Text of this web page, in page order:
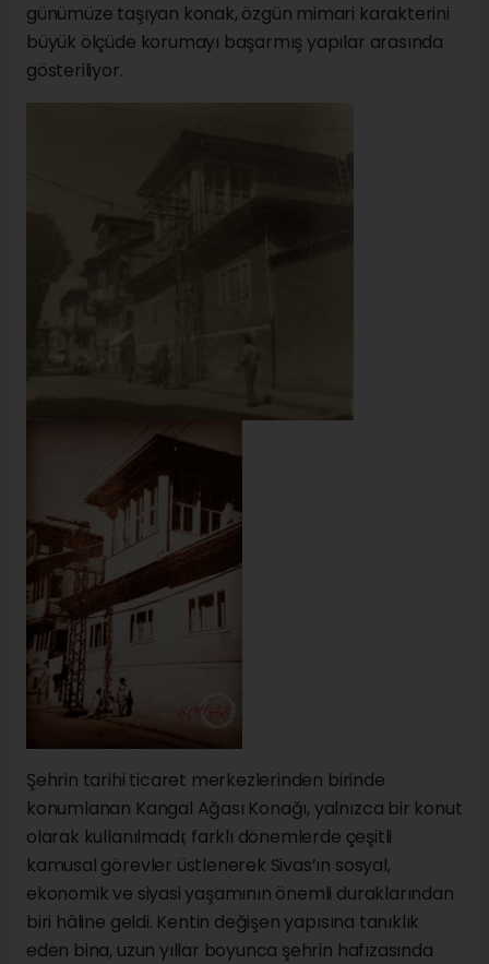
günümüze taşıyan konak, özgün mimari karakterini
büyük ölçüde korumayı başarmış yapılar arasında
gösteriliyor.
Şehrin tarihi ticaret merkezlerinden birinde
konumlanan Kangal Ağası Konağı, yalnızca bir konut
olarak kullanılmadı; farklı dönemlerde çeşitli
kamusal görevler üstlenerek Sivas’ın sosyal,
ekonomik ve siyasi yaşamının önemli duraklarından
biri hâline geldi. Kentin değişen yapısına tanıklık
eden bina, uzun yıllar boyunca şehrin hafızasında